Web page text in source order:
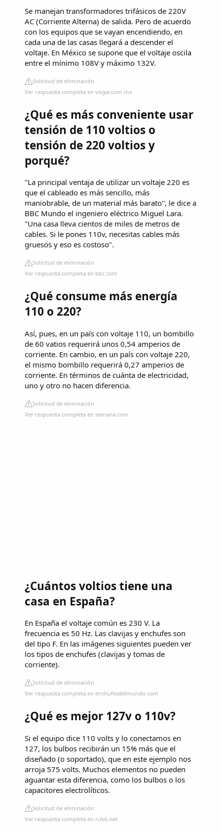
Se manejan transformadores trifásicos de 220V
AC (Corriente Alterna) de salida. Pero de acuerdo
con los equipos que se vayan encendiendo, en
cada una de las casas llegará a descender el
voltaje. En México se supone que el voltaje oscila
entre el mínimo 108V y máximo 132V.
Solicitud de eliminación
Ver respuesta completa en vogar.com.mx
¿Qué es más conveniente usar
tensión de 110 voltios o
tensión de 220 voltios y
porqué?
"La principal ventaja de utilizar un voltaje 220 es
que el cableado es más sencillo, más
maniobrable, de un material más barato", le dice a
BBC Mundo el ingeniero eléctrico Miguel Lara.
"Una casa lleva cientos de miles de metros de
cables. Si le pones 110v, necesitas cables más
gruesos y eso es costoso".
Solicitud de eliminación
Ver respuesta completa en bbc.com
¿Qué consume más energía
110 o 220?
Así, pues, en un país con voltaje 110, un bombillo
de 60 vatios requerirá unos 0,54 amperios de
corriente. En cambio, en un país con voltaje 220,
el mismo bombillo requerirá 0,27 amperios de
corriente. En términos de cuánta de electricidad,
uno y otro no hacen diferencia.
Solicitud de eliminación
Ver respuesta completa en semana.com
¿Cuántos voltios tiene una
casa en España?
En España el voltaje común es 230 V. La
frecuencia es 50 Hz. Las clavijas y enchufes son
del tipo F. En las imágenes siguientes pueden ver
los tipos de enchufes (clavijas y tomas de
corriente).
Solicitud de eliminación
Ver respuesta completa en enchufesdelmundo.com
¿Qué es mejor 127v o 110v?
Si el equipo dice 110 volts y lo conectamos en
127, los bulbos recibirán un 15% más que el
diseñado (o soportado), que en este ejemplo nos
arroja 575 volts. Muchos elementos no pueden
aguantar esta diferencia, como los bulbos o los
capacitores electrolíticos.
Solicitud de eliminación
Ver respuesta completa en rubli.net